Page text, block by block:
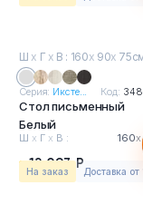
Ш х Г х В : 160х 90х
Серия: Иксте... Код:
Стол письменный
Белый
Ш х Г х В : 160х
12 093 Р
На заказ Доставка от